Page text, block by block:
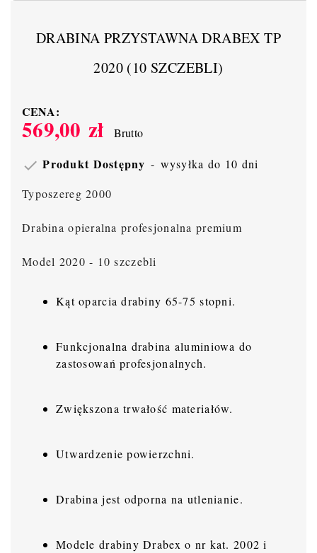
DRABINA PRZYSTAWNA DRABEX TP
2020 (10 SZCZEBLI)
CENA:
569,00 zł Brutto
 Produkt Dostępny wysyłka do 10 dni
Typoszereg 2000
Drabina opieralna profesjonalna premium
Model 2020 - 10 szczebli
Kąt oparcia drabiny 65-75 stopni.
Funkcjonalna drabina aluminiowa do
zastosowań profesjonalnych.
Zwiększona trwałość materiałów.
Utwardzenie powierzchni.
Drabina jest odporna na utlenianie.
Modele drabiny Drabex o nr kat. 2002 i